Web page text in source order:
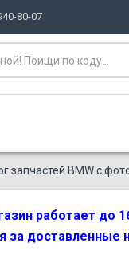
80-07
запчастей BMW с
работает до
за доставленные